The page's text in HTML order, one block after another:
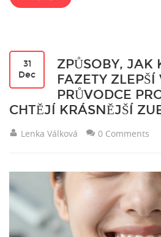
31
Dec
ZPŮSOBY, JAK
FAZETY
PRŮVODCE
CHTĚJÍ KRÁSNĚJŠÍ
Lenka Válková 0 Comments